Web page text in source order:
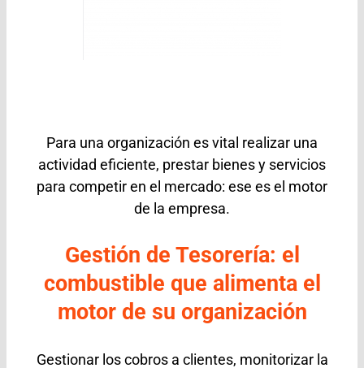
Para una organización es vital realizar una
actividad eficiente, prestar bienes y servicios
para competir en el mercado: ese es el motor
de la empresa.
Gestión de Tesorería: el
combustible que alimenta el
motor de su organización
Gestionar los cobros a clientes, monitorizar la